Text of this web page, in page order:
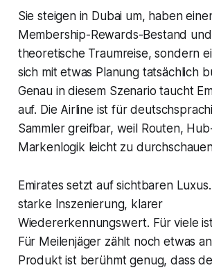
Sie steigen in Dubai um, haben
Membership-Rewards-Bestand
theoretische Traumreise, sondern
sich mit etwas Planung tatsächlich
Genau in diesem Szenario taucht
auf. Die Airline ist für
Sammler greifbar, weil Routen,
Markenlogik leicht zu
Emirates setzt auf sichtbaren
starke Inszenierung, klarer
Wiedererkennungswert. Für viele
Für Meilenjäger zählt noch etwas
Produkt ist berühmt genug, dass